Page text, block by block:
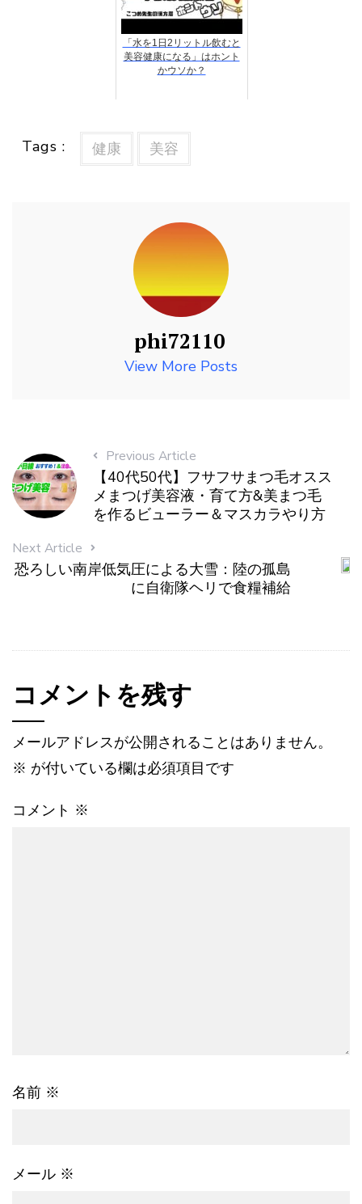
「水を1日2リットル飲むと
美容健康になる」はホント
かウソか？
Tags : 健康 美容
phi72110
View More Posts
Previous Article
【40代50代】フサフサまつ毛オスス
メまつげ美容液・育て方&美まつ毛
を作るビューラー＆マスカラやり方
Next Article
恐ろしい南岸低気圧による大雪：陸の孤島
に自衛隊ヘリで食糧補給
コメントを残す
メールアドレスが公開されることはありません。
※ が付いている欄は必須項目です
コメント ※
名前 ※
メール ※